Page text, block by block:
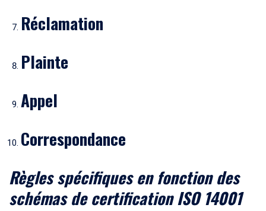
Réclamation
Plainte
Appel
Correspondance
Règles spécifiques en fonction des
schémas de certification ISO 14001